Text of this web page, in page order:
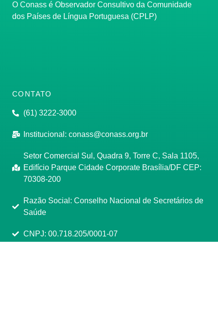
O Conass é Observador Consultivo da Comunidade
dos Países de Língua Portuguesa (CPLP)
CONTATO
(61) 3222-3000
Institucional: conass@conass.org.br
Setor Comercial Sul, Quadra 9, Torre C, Sala 1105,
Edifício Parque Cidade Corporate Brasília/DF CEP:
70308-200
Razão Social: Conselho Nacional de Secretários de
Saúde
CNPJ: 00.718.205/0001-07